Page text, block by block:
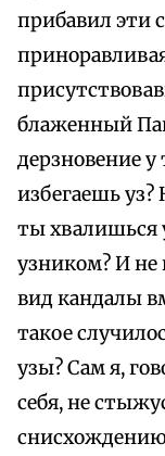
прибавил эти
блаженный
дерзновение
избегаешь уз?
ты хвалишься
узником? И не
вид кандалы
такое
узы? Сам я,
себя, не